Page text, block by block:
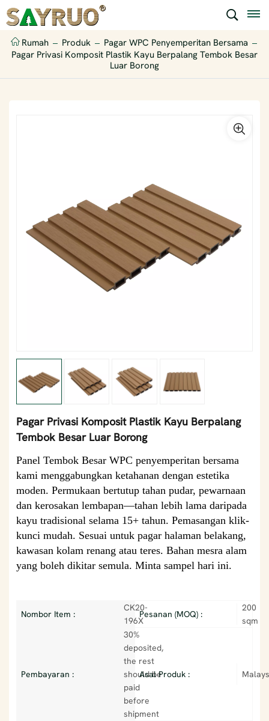
Rumah Produk
Pagar WPC Penyemperitan Bersama
Pagar Privasi Komposit Plastik Kayu Berpalang Tembok Besar
Luar Borong
Pagar Privasi Komposit Plastik Kayu Berpalang
Tembok Besar Luar Borong
Panel Tembok Besar WPC penyemperitan bersama
kami menggabungkan ketahanan dengan estetika
moden. Permukaan bertutup tahan pudar, pewarnaan
dan kerosakan lembapan—tahan lebih lama daripada
kayu tradisional selama 15+ tahun. Pemasangan klik-
kunci mudah. ​​Sesuai untuk pagar halaman belakang,
kawasan kolam renang atau teres. Bahan mesra alam
yang boleh dikitar semula. Minta sampel hari ini.
Nombor Item :
CK20-
196X
Pesanan (MOQ) :
200
sqm
Pembayaran :
30%
deposited,
the rest
should be
paid
before
shipment
Asal Produk :